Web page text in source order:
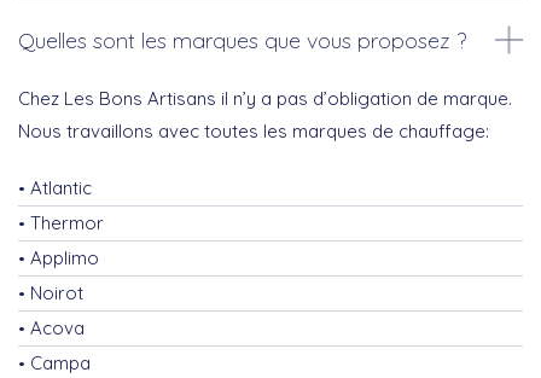
Quelles sont les marques que vous proposez ?
Chez Les Bons Artisans il n’y a pas d’obligation de marque.
Nous travaillons avec toutes les marques de chauffage:
Atlantic
Thermor
Applimo
Noirot
Acova
Campa